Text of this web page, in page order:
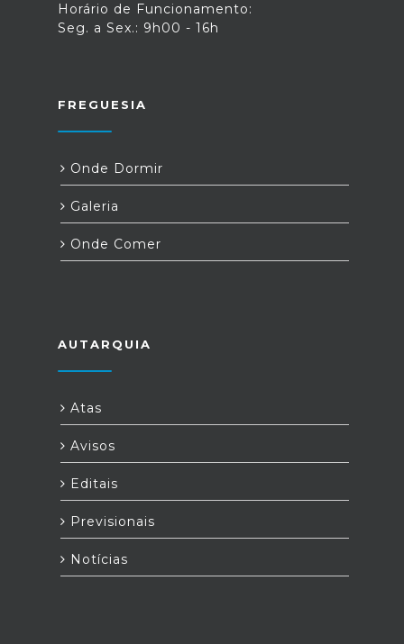
Horário de Funcionamento:
Seg. a Sex.: 9h00 - 16h
FREGUESIA
Onde Dormir
Galeria
Onde Comer
AUTARQUIA
Atas
Avisos
Editais
Previsionais
Notícias